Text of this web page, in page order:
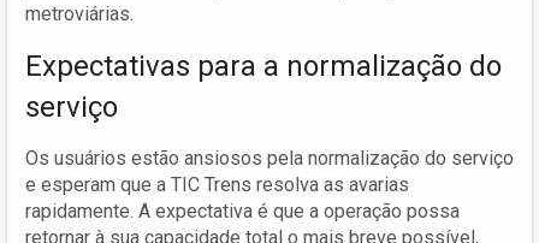
metroviárias.
Expectativas para a normalização do
serviço
Os usuários estão ansiosos pela normalização do serviço
e esperam que a TIC Trens resolva as avarias
rapidamente. A expectativa é que a operação possa
retornar à sua capacidade total o mais breve possível,